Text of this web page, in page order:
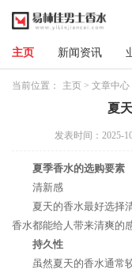
主页 新闻资讯
当前位置： 主页 > 文章中心
夏
发表时间：2025-
夏季香水的选购要素
清新感
夏天的香水最好选择
香水都能给人带来清爽的
持久性
虽然夏天的香水通常